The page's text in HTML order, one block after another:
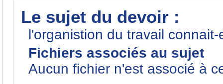
Le sujet du devoir :
l'organistion du travail
Fichiers associés au sujet
Aucun fichier n'est associé à